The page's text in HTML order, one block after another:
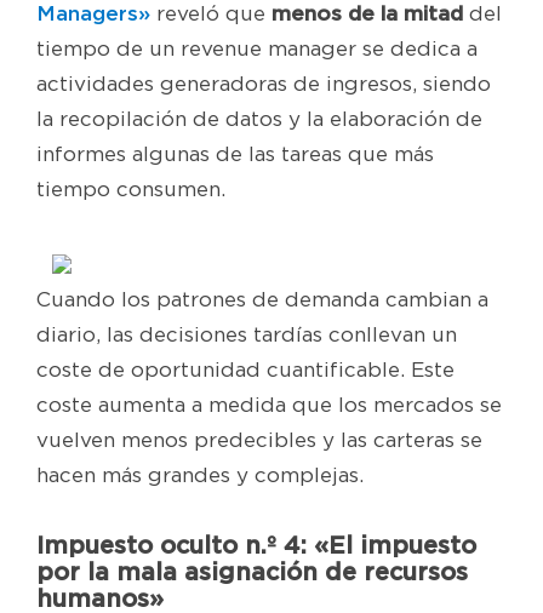
Managers» reveló que menos de la mitad del
tiempo de un revenue manager se dedica a
actividades generadoras de ingresos, siendo
la recopilación de datos y la elaboración de
informes algunas de las tareas que más
tiempo consumen.
Cuando los patrones de demanda cambian a
diario, las decisiones tardías conllevan un
coste de oportunidad cuantificable. Este
coste aumenta a medida que los mercados se
vuelven menos predecibles y las carteras se
hacen más grandes y complejas.
Impuesto oculto n.º 4: «El impuesto
por la mala asignación de recursos
humanos»